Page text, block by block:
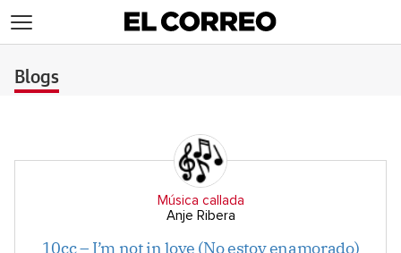
Blogs
Música callada
Anje Ribera
10cc – I’m not in love (No estoy enamorado)